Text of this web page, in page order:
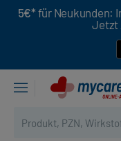
5€* für Neukunden:
Jetzt